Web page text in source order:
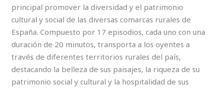
principal promover la diversidad y el patrimonio
cultural y social de las diversas comarcas rurales de
España. Compuesto por 17 episodios, cada uno con una
duración de 20 minutos, transporta a los oyentes a
través de diferentes territorios rurales del país,
destacando la belleza de sus paisajes, la riqueza de su
patrimonio social y cultural y la hospitalidad de sus